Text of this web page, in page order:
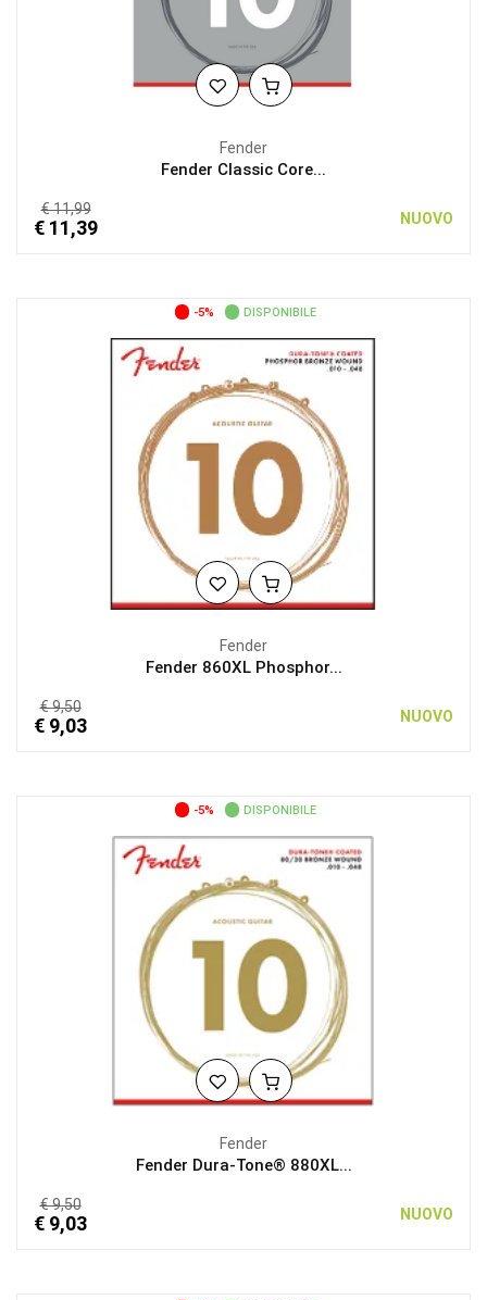
Fender
Fender Classic Core...
€ 11,99
€ 11,39 NUOVO
-5% DISPONIBILE
Fender
Fender 860XL Phosphor...
€ 9,50
€ 9,03 NUOVO
-5% DISPONIBILE
Fender
Fender Dura-Tone® 880XL...
€ 9,50
€ 9,03 NUOVO